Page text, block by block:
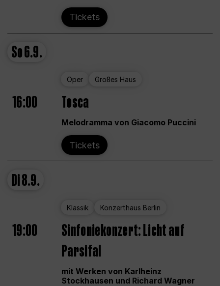
Tickets
So6.9.
Oper Großes Haus
16:00 Tosca
Melodramma von Giacomo Puccini
Tickets
Di8.9.
Klassik Konzerthaus Berlin
19:00
Sinfoniekonzert: Licht auf
Parsifal
mit Werken von Karlheinz
Stockhausen und Richard Wagner